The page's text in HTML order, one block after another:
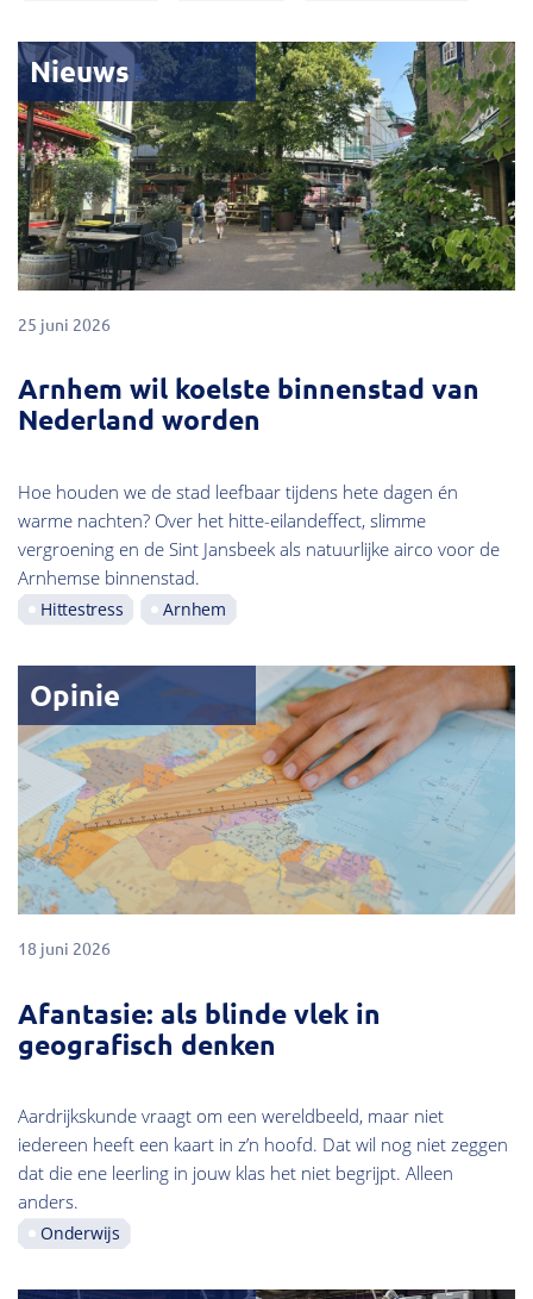
Nieuws
25 juni 2026
Arnhem wil koelste binnenstad van
Nederland worden
Hoe houden we de stad leefbaar tijdens hete dagen én
warme nachten? Over het hitte-eilandeffect, slimme
vergroening en de Sint Jansbeek als natuurlijke airco voor de
Arnhemse binnenstad.
Hittestress Arnhem
Opinie
18 juni 2026
Afantasie: als blinde vlek in
geografisch denken
Aardrijkskunde vraagt om een wereldbeeld, maar niet
iedereen heeft een kaart in z’n hoofd. Dat wil nog niet zeggen
dat die ene leerling in jouw klas het niet begrijpt. Alleen
anders.
Onderwijs